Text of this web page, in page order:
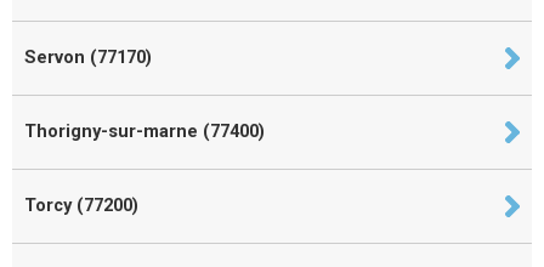
Servon (77170)
Thorigny-sur-marne (77400)
Torcy (77200)